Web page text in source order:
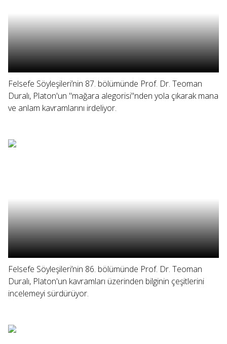
Felsefe Söyleşileri’nin 87. bölümünde Prof. Dr. Teoman
Duralı, Platon'un "mağara alegorisi"nden yola çıkarak mana
ve anlam kavramlarını irdeliyor.
Felsefe Söyleşileri’nin 86. bölümünde Prof. Dr. Teoman
Duralı, Platon'un kavramları üzerinden bilginin çeşitlerini
incelemeyi sürdürüyor.